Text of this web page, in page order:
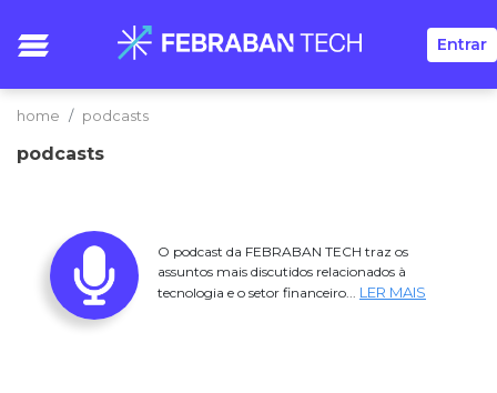
Entrar
home podcasts
podcasts
O podcast da FEBRABAN TECH traz os
assuntos mais discutidos relacionados à
tecnologia e o setor financeiro... LER MAIS